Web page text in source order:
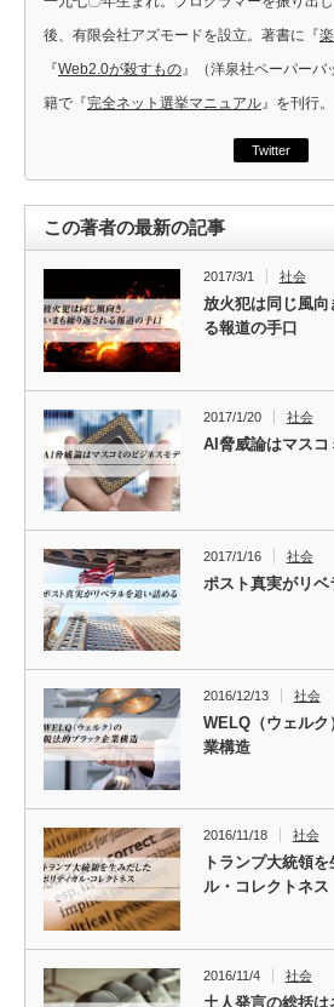
後、有限会社アズモードを設立。著書に『
『Web2.0が殺すもの』（洋泉社ペーパーバ
籍で『完全ネット選挙マニュアル』を刊行。
Twitter
この著者の最新の記事
2017/3/1 社会
放火犯は同じ風
る報道の手口
2017/1/20 社会
AI脅威論はマス
2017/1/16 社会
ポスト真実がリ
2016/12/13 社会
WELQ（ウェル
業構造
2016/11/18 社会
トランプ大統領
ル・コレクトネス
2016/11/4 社会
土人発言の総括は